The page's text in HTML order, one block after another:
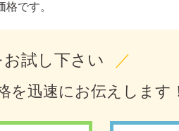
です。
試し下さい ／
を迅速にお伝えします！